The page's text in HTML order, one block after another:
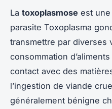
La toxoplasmose est
parasite Toxoplasma
transmettre par diverses
consommation
contact avec des
l’ingestion de viande
généralement bénigne